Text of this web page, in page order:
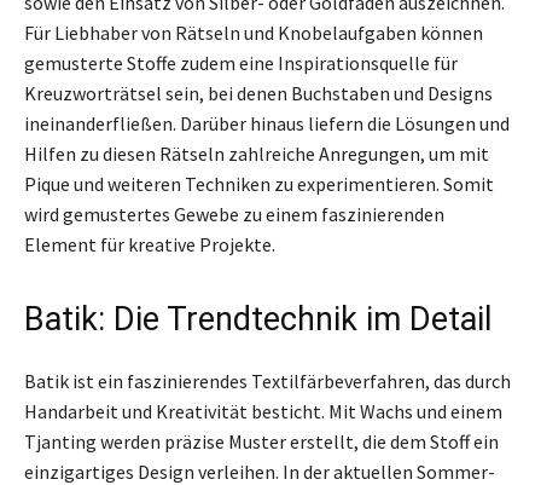
Für Liebhaber von Rätseln und Knobelaufgaben können
gemusterte Stoffe zudem eine Inspirationsquelle für
Kreuzworträtsel sein, bei denen Buchstaben und Designs
ineinanderfließen. Darüber hinaus liefern die Lösungen und
Hilfen zu diesen Rätseln zahlreiche Anregungen, um mit
Pique und weiteren Techniken zu experimentieren. Somit
wird gemustertes Gewebe zu einem faszinierenden
Element für kreative Projekte.
Batik: Die Trendtechnik im Detail
Batik ist ein faszinierendes Textilfärbeverfahren, das durch
Handarbeit und Kreativität besticht. Mit Wachs und einem
Tjanting werden präzise Muster erstellt, die dem Stoff ein
einzigartiges Design verleihen. In der aktuellen Sommer-